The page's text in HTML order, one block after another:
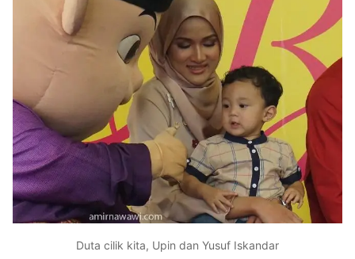
Duta cilik kita, Upin dan Yusuf Iskandar